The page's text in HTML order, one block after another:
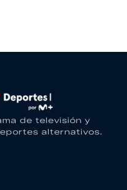
de televisión y
alternativos.